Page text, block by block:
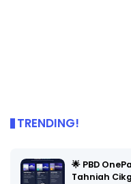
TRENDING!
🌟 PBD
Tahniah